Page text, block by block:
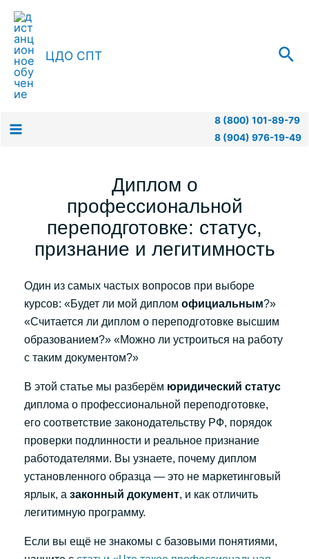
Перейти
содержимому
ЦДО СПТ
8 (800) 101-89-79
8 (904) 976-19-49
Диплом о
профессиональной
переподготовке: статус,
признание и легитимность
Один из самых частых вопросов при выборе
курсов: «Будет ли мой диплом официальным?»
«Считается ли диплом о переподготовке высшим
образованием?» «Можно ли устроиться на работу
с таким документом?»
В этой статье мы разберём юридический статус
диплома о профессиональной переподготовке,
его соответствие законодательству РФ, порядок
проверки подлинности и реальное признание
работодателями. Вы узнаете, почему диплом
установленного образца — это не маркетинговый
ярлык, а законный документ, и как отличить
легитимную программу.
Если вы ещё не знакомы с базовыми понятиями,